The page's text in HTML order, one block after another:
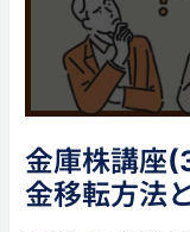
金庫株講座
金移転方法